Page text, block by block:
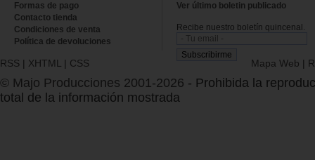
Formas de pago
Contacto tienda
Condiciones de venta
Política de devoluciones
Ver último boletin publicado
Recibe nuestro boletín quincenal.
RSS | XHTML | CSS Mapa Web |
© Majo Producciones 2001-2026 - Prohibida la
total de la información mostrada